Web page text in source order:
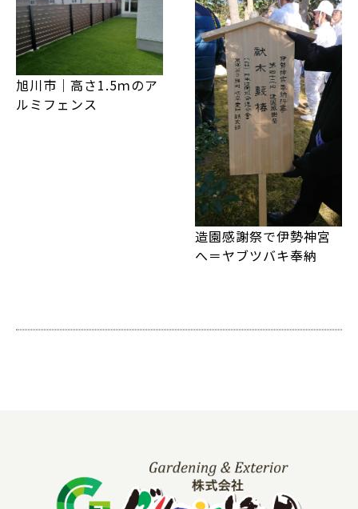
旭川市｜高さ1.5ｍのア
ルミフェンス
造園感謝祭で伊勢神宮
へ＝ヤブツバキ奉納